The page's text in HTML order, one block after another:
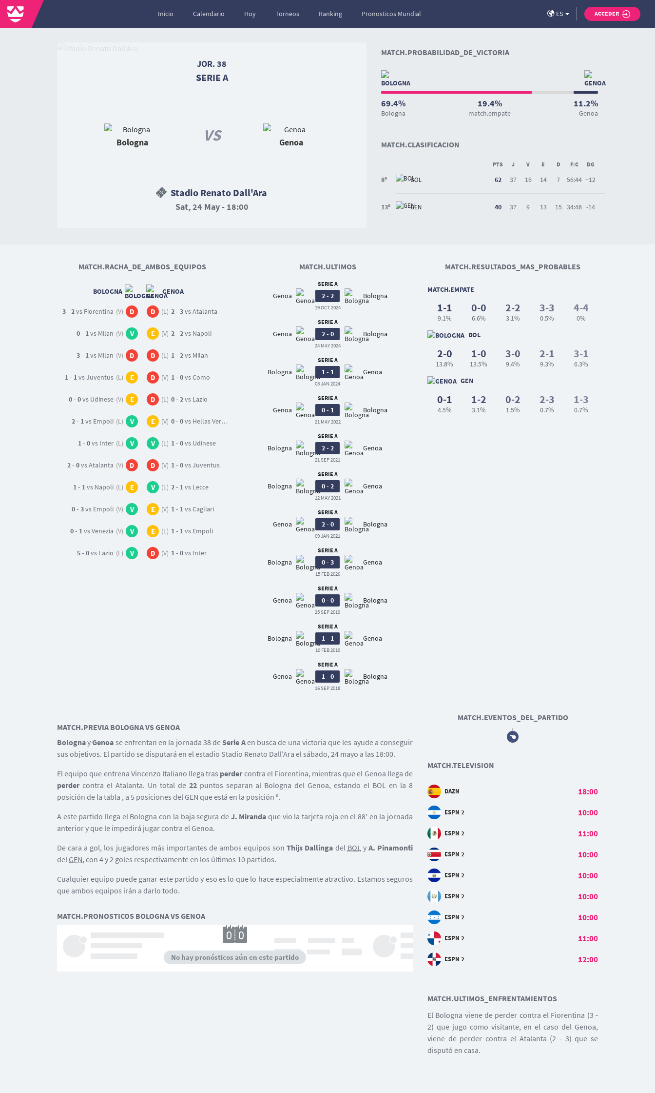
Inicio Calendario Hoy Torneos Ranking Pronosticos Mundial ES ACCEDER
JOR. 38
SERIE A
Bologna VS Genoa
Stadio Renato Dall'Ara
Sat, 24 May - 18:00
MATCH.PROBABILIDAD_DE_VICTORIA
69.4%
Bologna
19.4%
match.empate
11.2%
Genoa
MATCH.CLASIFICACION
PTS J V E D F:C DG
8º BOL 62 37 16 14 7 56:44 +12
13º GEN 40 37 9 13 15 34:48 -14
MATCH.RACHA_DE_AMBOS_EQUIPOS
BOLOGNA GENOA
3 - 2vs Fiorentina (V) D
0 - 1vs Milan (V) V
3 - 1vs Milan (V) D
1 - 1vs Juventus (L) E
0 - 0vs Udinese (V) E
2 - 1vs Empoli (L) V
1 - 0vs Inter (L) V
2 - 0vs Atalanta (V) D
1 - 1vs Napoli (L) E
0 - 3vs Empoli (V) V
0 - 1vs Venezia (V) V
5 - 0vs Lazio (L) V
D (L) 2 - 3vs Atalanta
E (V) 2 - 2vs Napoli
D (L) 1 - 2vs Milan
D (V) 1 - 0vs Como
D (L) 0 - 2vs Lazio
E (V) 0 - 0vs Hellas Verona
V (L) 1 - 0vs Udinese
D (V) 1 - 0vs Juventus
V (L) 2 - 1vs Lecce
E (V) 1 - 1vs Cagliari
E (L) 1 - 1vs Empoli
D (V) 1 - 0vs Inter
MATCH.ULTIMOS
SERIE A
Genoa 2 - 2 Bologna
19 OCT 2024
SERIE A
Genoa 2 - 0 Bologna
24 MAY 2024
SERIE A
Bologna 1 - 1 Genoa
05 JAN 2024
SERIE A
Genoa 0 - 1 Bologna
21 MAY 2022
SERIE A
Bologna 2 - 2 Genoa
21 SEP 2021
SERIE A
Bologna 0 - 2 Genoa
12 MAY 2021
SERIE A
Genoa 2 - 0 Bologna
09 JAN 2021
SERIE A
Bologna 0 - 3 Genoa
15 FEB 2020
SERIE A
Genoa 0 - 0 Bologna
25 SEP 2019
SERIE A
Bologna 1 - 1 Genoa
10 FEB 2019
SERIE A
Genoa 1 - 0 Bologna
16 SEP 2018
MATCH.RESULTADOS_MAS_PROBABLES
BOL
2-0
13.8%
1-0
13.5%
3-0
9.4%
2-1
9.3%
3-1
6.3%
MATCH.EMPATE
1-1
9.1%
0-0
6.6%
2-2
3.1%
3-3
0.5%
4-4
0%
GEN
0-1
4.5%
1-2
3.1%
0-2
1.5%
2-3
0.7%
1-3
0.7%
MATCH.PREVIA BOLOGNA VS GENOA
BolognayGenoa se enfrentan en la jornada 38 deSerie Aen busca de una victoria que les ayude a conseguir
sus objetivos. El partido se disputará en el estadio Stadio Renato Dall'Ara el sábado, 24 mayo a las 18:00.
El equipo que entrena Vincenzo Italiano llega tras perdercontra el Fiorentina, mientras que el Genoa llega de
perdercontra el Atalanta. Un total de 22puntos separan al Bologna del Genoa, estando el BOL en la 8
posición de la tabla , a 5 posiciones del GEN que está en la posición ª.
A este partido llega el Bologna con la baja segura de J. Miranda que vio la tarjeta roja en el 88' en la jornada
anterior y que le impedirá jugar contra el Genoa.
De cara a gol, los jugadores más importantes de ambos equipos sonThijs Dallinga del BOLy A. Pinamonti
del GEN, con 4 y 2 goles respectivamente en los últimos 10 partidos.
Cualquier equipo puede ganar este partido y eso es lo que lo hace especialmente atractivo. Estamos seguros
que ambos equipos irán a darlo todo.
MATCH.PRONOSTICOS BOLOGNA VS GENOA
No hay pronósticos aún en este partido
MATCH.EVENTOS_DEL_PARTIDO
MATCH.TELEVISION
DAZN 18:00
ESPN 2 10:00
ESPN 2 11:00
ESPN 2 10:00
ESPN 2 10:00
ESPN 2 10:00
ESPN 2 10:00
ESPN 2 11:00
ESPN 2 12:00
MATCH.ULTIMOS_ENFRENTAMIENTOS
El Bologna viene de perder contra el Fiorentina (3 -
2) que jugo como visitante, en el caso del Genoa,
viene de perder contra el Atalanta (2 - 3) que se
disputó en casa.